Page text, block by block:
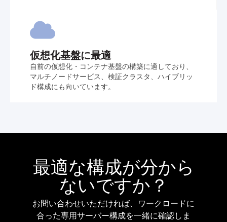
仮想化基盤に最適
自前の仮想化・コンテナ基盤の構築に適しており、
マルチノードサービス、検証クラスタ、ハイブリッ
ド構成にも向いています。
最適な構成が分から
ないですか？
お問い合わせいただければ、ワークロードに
合った専用サーバー構成を一緒に確認しま